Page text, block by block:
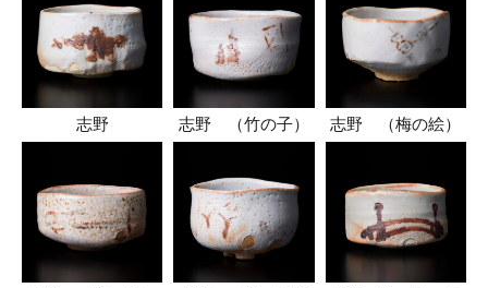
志野 志野 （竹の子） 志野 （梅の絵）